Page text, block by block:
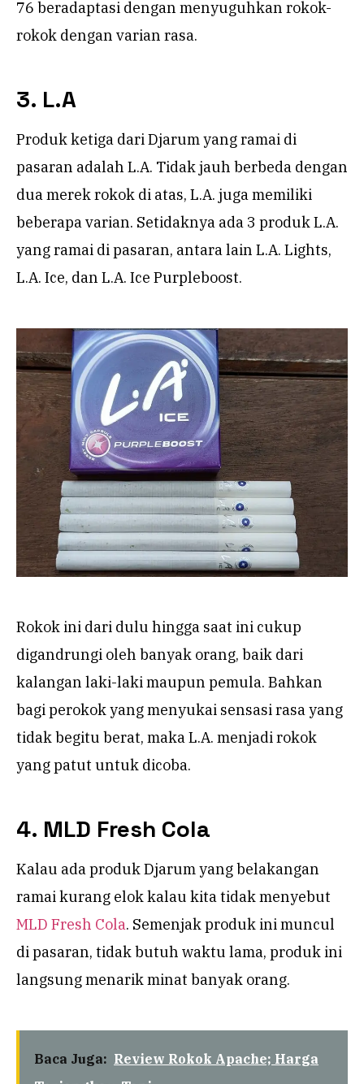
76 beradaptasi dengan menyuguhkan rokok-
rokok dengan varian rasa.
3. L.A
Produk ketiga dari Djarum yang ramai di
pasaran adalah L.A. Tidak jauh berbeda dengan
dua merek rokok di atas, L.A. juga memiliki
beberapa varian. Setidaknya ada 3 produk L.A.
yang ramai di pasaran, antara lain L.A. Lights,
L.A. Ice, dan L.A. Ice Purpleboost.
Rokok ini dari dulu hingga saat ini cukup
digandrungi oleh banyak orang, baik dari
kalangan laki-laki maupun pemula. Bahkan
bagi perokok yang menyukai sensasi rasa yang
tidak begitu berat, maka L.A. menjadi rokok
yang patut untuk dicoba.
4. MLD Fresh Cola
Kalau ada produk Djarum yang belakangan
ramai kurang elok kalau kita tidak menyebut
MLD Fresh Cola. Semenjak produk ini muncul
di pasaran, tidak butuh waktu lama, produk ini
langsung menarik minat banyak orang.
Baca Juga: Review Rokok Apache; Harga